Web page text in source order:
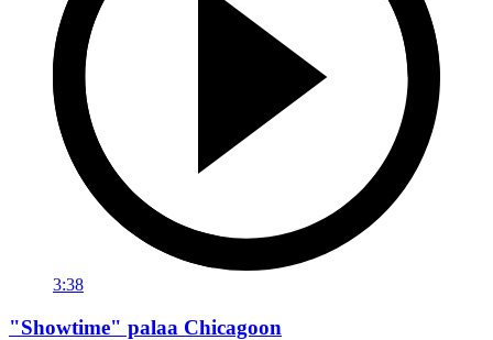
3:38
"Showtime" palaa Chicagoon